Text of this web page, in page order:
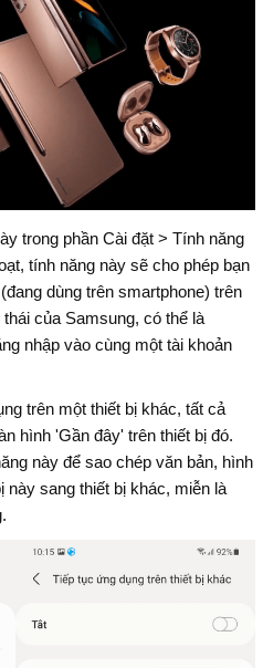
trong phần Cài đặt > Tính năng
tính năng này sẽ cho phép bạn
dùng trên smartphone) trên
của Samsung, có thể là
nhập vào cùng một tài khoản
trên một thiết bị khác, tất cả
hình 'Gần đây' trên thiết bị đó.
này để sao chép văn bản, hình
sang thiết bị khác, miễn là